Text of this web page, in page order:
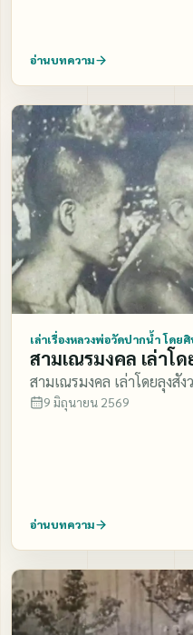
อ่านบทความ
เล่าเรื่องหลวงพ่อวัดปากน้ำ โดย
สามเณรมงคล เล่าโ
สามเณรมงคล เล่าโดยลุงสั
9 มิถุนายน 2569
อ่านบทความ